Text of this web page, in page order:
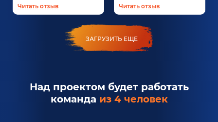
Читать отзыв Читать отзыв
ЗАГРУЗИТЬ ЕЩЕ
Над проектом будет работать
команда из 4 человек